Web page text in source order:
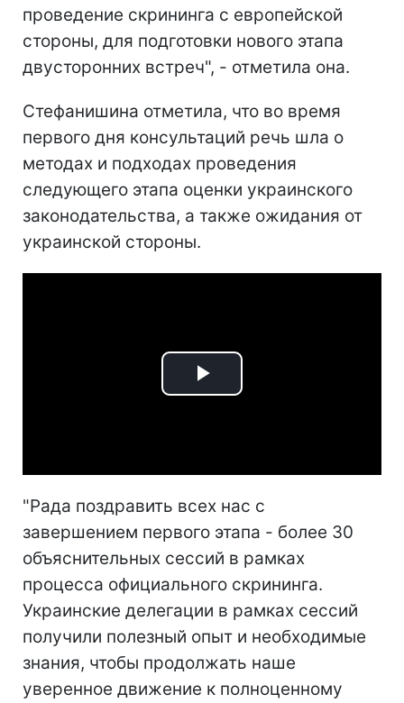
проведение скрининга с европейской
стороны, для подготовки нового этапа
двусторонних встреч", - отметила она.
Стефанишина отметила, что во время
первого дня консультаций речь шла о
методах и подходах проведения
следующего этапа оценки украинского
законодательства, а также ожидания от
украинской стороны.
Play
"Рада поздравить всех нас с
завершением первого этапа - более 30
объяснительных сессий в рамках
процесса официального скрининга.
Украинские делегации в рамках сессий
получили полезный опыт и необходимые
знания, чтобы продолжать наше
уверенное движение к полноценному